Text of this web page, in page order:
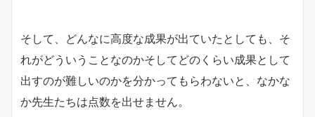
そして、どんなに高度な成果が出ていたとしても、そ
れがどういうことなのかそしてどのくらい成果として
出すのが難しいのかを分かってもらわないと、なかな
か先生たちは点数を出せません。